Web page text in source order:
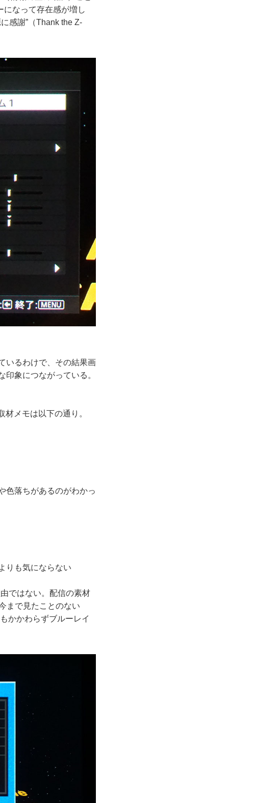
なって存在感が増し
感謝”（Thank the Z-
いるわけで、その結果画
象につながっている。
メモは以下の通り。
色落ちがあるのがわかっ
りも気にならない
ではない。配信の素材
まで見たことのない
かかわらずブルーレイ